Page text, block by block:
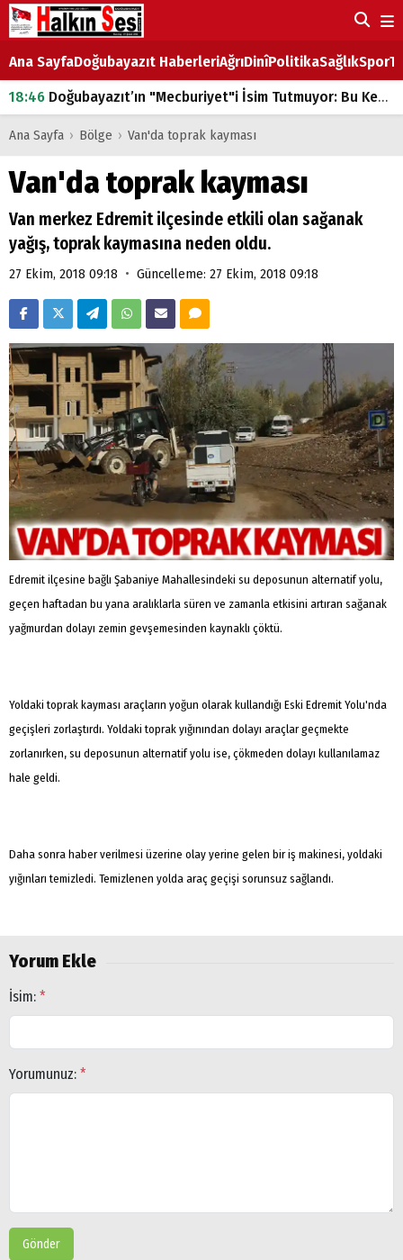
Ana SayfaDoğubayazıt HaberleriAğrıDinîPolitikaSağlıkSpor
18:46 Doğubayazıt’ın "Mecburiyet"i İsim Tutmuyor: Bu Kez de Mem u Zîn Oldu!
07:53Doğubayazıt’ta Ekmek Fiyatlarına Zam
Doğubayazıt'ta çocukların sırtındaki ağır yük
07:00
DEVLET ve HÜKÜMET
18:29
ÇARŞI CADDESİ YAZ BOZ TAHTASI
Ana Sayfa › Bölge › Van'da toprak kayması
Van'da toprak kayması
Van merkez Edremit ilçesinde etkili olan sağanak
yağış, toprak kaymasına neden oldu.
27 Ekim, 2018 09:18 • Güncelleme: 27 Ekim, 2018 09:18
Edremit ilçesine bağlı Şabaniye Mahallesindeki su deposunun alternatif yolu,
geçen haftadan bu yana aralıklarla süren ve zamanla etkisini artıran sağanak
yağmurdan dolayı zemin gevşemesinden kaynaklı çöktü.
Yoldaki toprak kayması araçların yoğun olarak kullandığı Eski Edremit Yolu'nda
geçişleri zorlaştırdı. Yoldaki toprak yığınından dolayı araçlar geçmekte
zorlanırken, su deposunun alternatif yolu ise, çökmeden dolayı kullanılamaz
hale geldi.
Daha sonra haber verilmesi üzerine olay yerine gelen bir iş makinesi, yoldaki
yığınları temizledi. Temizlenen yolda araç geçişi sorunsuz sağlandı.
Yorum Ekle
İsim: *
Yorumunuz: *
Gönder